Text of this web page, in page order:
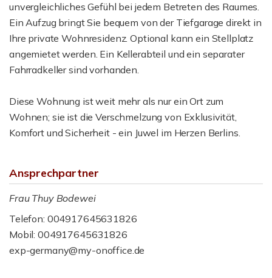
unvergleichliches Gefühl bei jedem Betreten des Raumes.
Ein Aufzug bringt Sie bequem von der Tiefgarage direkt in
Ihre private Wohnresidenz. Optional kann ein Stellplatz
angemietet werden. Ein Kellerabteil und ein separater
Fahrradkeller sind vorhanden.
Diese Wohnung ist weit mehr als nur ein Ort zum
Wohnen; sie ist die Verschmelzung von Exklusivität,
Komfort und Sicherheit - ein Juwel im Herzen Berlins.
Ansprechpartner
Frau Thuy Bodewei
Telefon: 004917645631826
Mobil: 004917645631826
exp-germany@my-onoffice.de